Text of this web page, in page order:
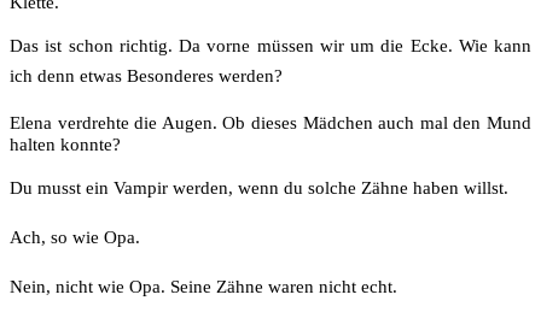
Das ist schon richtig. Da vorne müssen wir um die Ecke. Wie kann
ich denn etwas Besonderes werden?
Elena verdrehte die Augen. Ob dieses Mädchen auch mal den Mund
halten konnte?
Du musst ein Vampir werden, wenn du solche Zähne haben willst.
Ach, so wie Opa.
Nein, nicht wie Opa. Seine Zähne waren nicht echt.